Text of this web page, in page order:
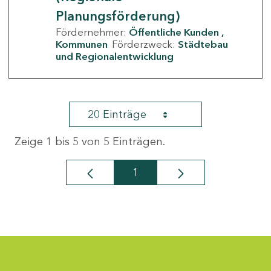
Planungsförderung)
Fördernehmer: Öffentliche Kunden
Kommunen Förderzweck: Städtebau
und Regionalentwicklung
20 Einträge
Zeige 1 bis 5 von 5 Einträgen.
Seite
1